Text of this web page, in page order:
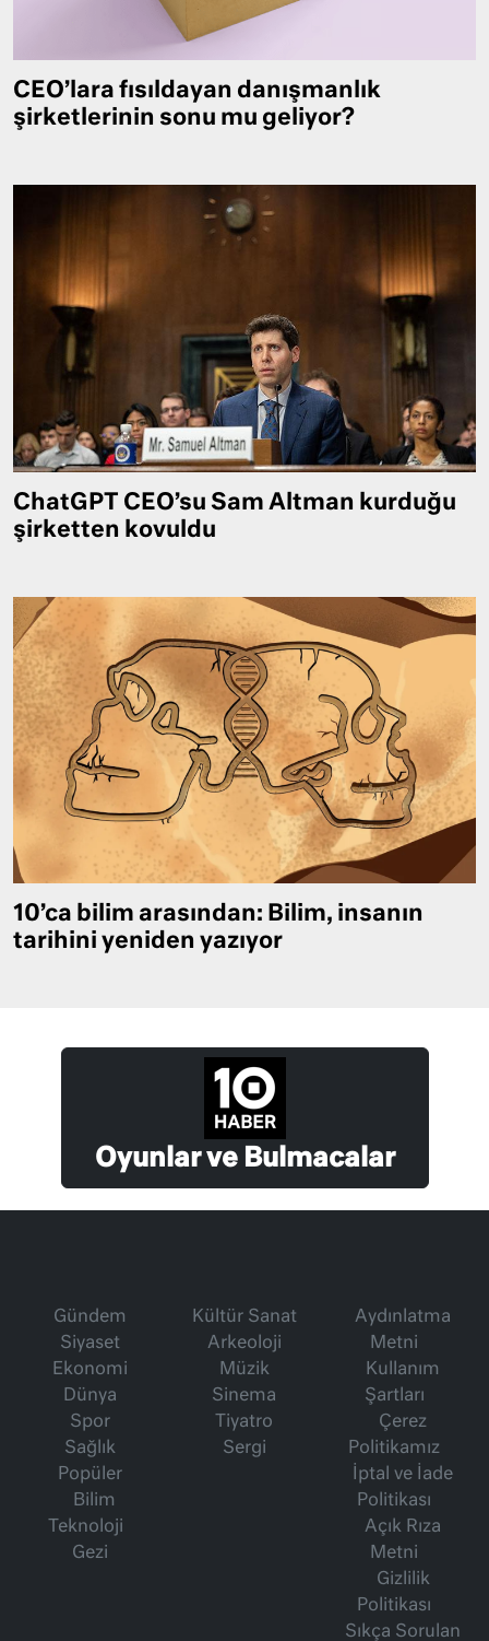
CEO’lara fısıldayan danışmanlık
şirketlerinin sonu mu geliyor?
ChatGPT CEO’su Sam Altman kurduğu
şirketten kovuldu
10’ca bilim arasından: Bilim, insanın
tarihini yeniden yazıyor
Oyunlar ve Bulmacalar
Gündem
Siyaset
Ekonomi
Dünya
Spor
Sağlık
Popüler
Bilim
Teknoloji
Gezi
Kültür Sanat
Arkeoloji
Müzik
Sinema
Tiyatro
Sergi
Aydınlatma
Metni
Kullanım
Şartları
Çerez
Politikamız
İptal ve İade
Politikası
Açık Rıza
Metni
Gizlilik
Politikası
Sıkça Sorulan